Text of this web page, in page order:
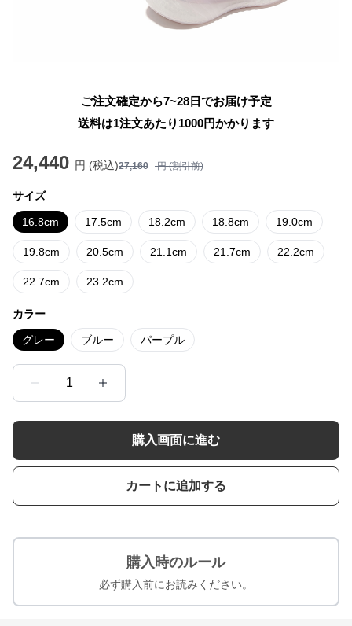
ご注文確定から7~28日でお届け予定
送料は1注文あたり 1000円かかります
24,440 円 (税込)27,160 円 (割引前)
サイズ
16.8cm 17.5cm 18.2cm 18.8cm 19.0cm
19.8cm 20.5cm 21.1cm 21.7cm 22.2cm
22.7cm 23.2cm
カラー
グレー ブルー パープル
1
購入画面に進む
カートに追加する
購入時のルール
必ず購入前にお読みください。